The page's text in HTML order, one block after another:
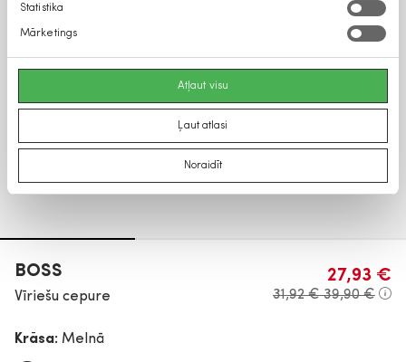
Statistika
Mārketings
Atļaut visu
Ļaut atlasi
Noraidīt
BOSS
Vīriešu cepure
27,93 €
31,92 €39,90 €
Krāsa: Melnā